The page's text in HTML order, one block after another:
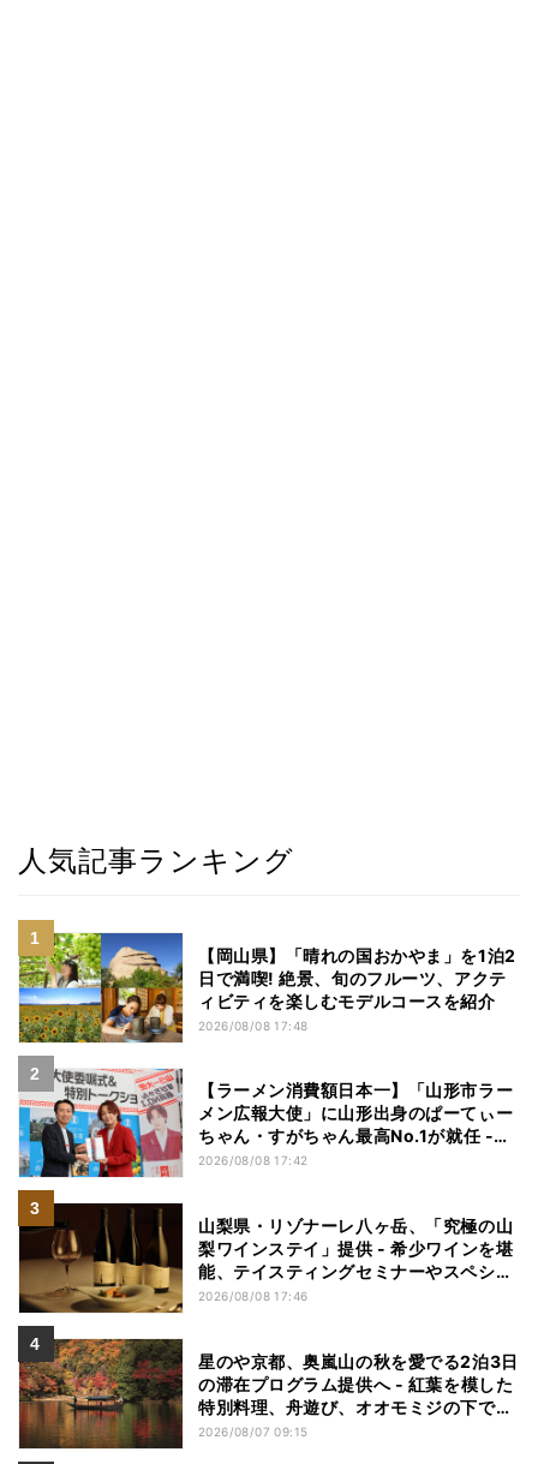
人気記事ランキング
【岡山県】「晴れの国おかやま」を1泊2
日で満喫! 絶景、旬のフルーツ、アクテ
ィビティを楽しむモデルコースを紹介
2026/08/08 17:48
【ラーメン消費額日本一】「山形市ラー
メン広報大使」に山形出身のぱーてぃー
ちゃん・すがちゃん最高No.1が就任 -
「山ラー」の魅力を発信へ
2026/08/08 17:42
山梨県・リゾナーレ八ヶ岳、「究極の山
梨ワインステイ」提供 - 希少ワインを堪
能、テイスティングセミナーやスペシャ
ルディナーも
2026/08/08 17:46
星のや京都、奥嵐山の秋を愛でる2泊3日
の滞在プログラム提供へ - 紅葉を模した
特別料理、舟遊び、オオモミジの下でお
こなう深呼吸など
2026/08/07 09:15